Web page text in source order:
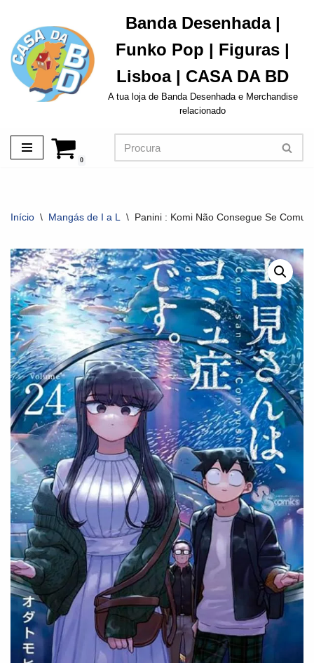
Avançar
para
o
conteúdo
Banda Desenhada |
Funko Pop | Figuras |
Lisboa | CASA DA BD
A tua loja de Banda Desenhada e Merchandise
relacionado
0
Início \ Mangás de I a L \ Panini : Komi Não Consegue Se